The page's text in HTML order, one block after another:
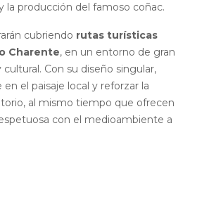
la producción del famoso coñac.
cubriendo rutas turísticas
Charente, en un entorno de gran
cultural. Con su diseño singular,
el paisaje local y reforzar la
al mismo tiempo que ofrecen
con el medioambiente a